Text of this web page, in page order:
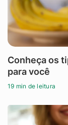
Conheça os
para você
19 min de leitura